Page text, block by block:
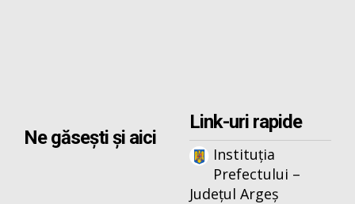
Ne găsești și aici
Link-uri rapide
Instituția
Prefectului –
Județul Argeș